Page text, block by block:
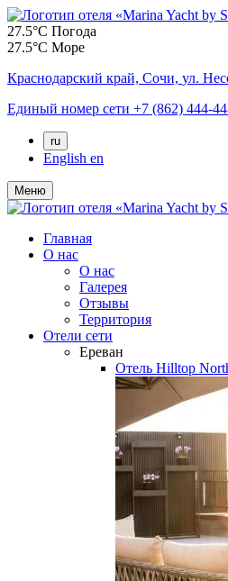
27.5°C Погода
27.5°C Море
Краснодарский край, Сочи, ул.
Единый номер сети +7 (862) 444-
ru
English en
Меню
Главная
О нас
О нас
Галерея
Отзывы
Территория
Отели сети
Ереван
Отель Hilltop